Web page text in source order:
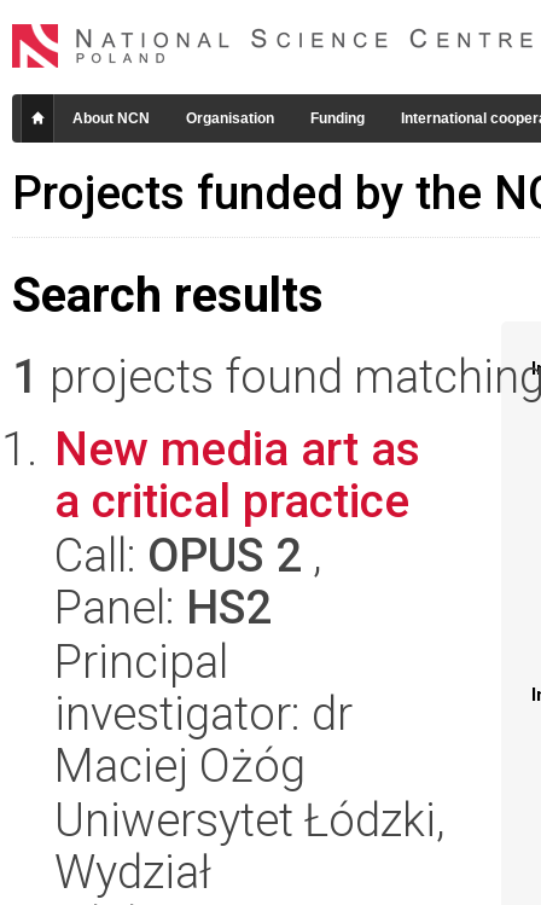
About NCN Organisation Funding International
Projects funded by the
Search results
1 projects found
New media art as
a critical practice
Call: OPUS 2 ,
Panel: HS2
Principal
investigator: dr
Maciej Ożóg
Uniwersytet Łódzki,
Wydział